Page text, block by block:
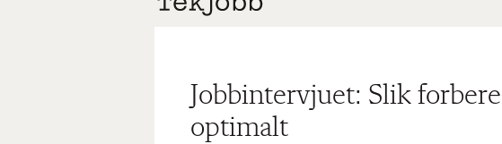
Jobbintervjuet: Slik
optimalt